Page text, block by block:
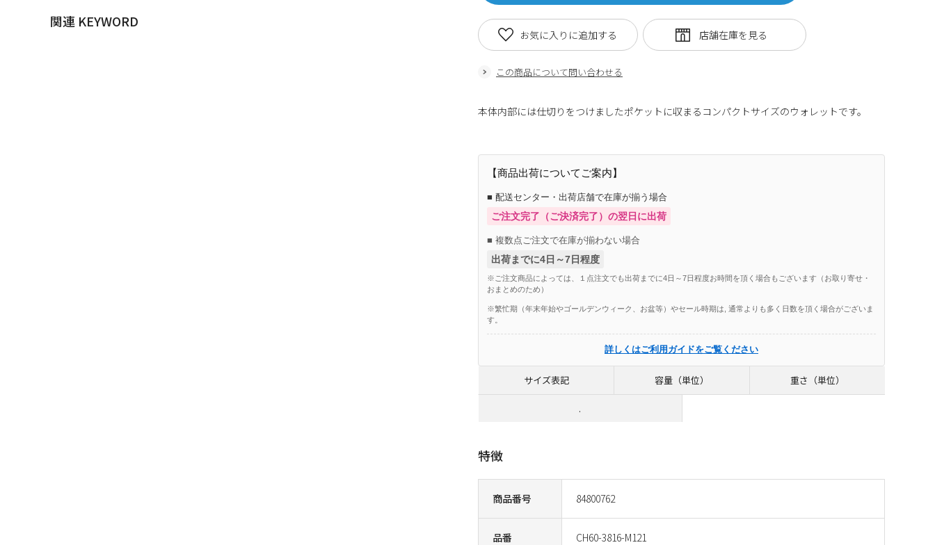
関連 KEYWORD
商品番号 84800762
品番 CH60-3816-M121
この商品について問い合わせる
お気に入りに追加する
本体内部には仕切りをつけましたポケットに収まるコンパクトサイズのウォレットです。
【商品出荷についてご案内】
■ 配送センター・出荷店舗で在庫が揃う場合
ご注文完了（ご決済完了）の翌日に出荷
■ 複数点ご注文で在庫が揃わない場合
出荷までに4日～7日程度
※ご注文商品によっては、１点注文でも出荷までに4日～7日程度お時間を頂く場合もございます（お取り寄せ・
おまとめのため）
※繁忙期（年末年始やゴールデンウィーク、お盆等）やセール時期は, 通常よりも多く日数を頂く場合がございま
す。
詳しくはご利用ガイドをご覧ください
特徴
サイズ表記 容量（単位） 重さ（単位）
.